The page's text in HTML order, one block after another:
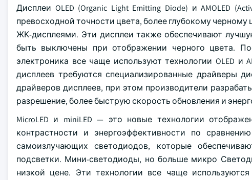
Дисплеи OLED (Organic Light Emitting Diode) и AMOLED
превосходной точности цвета, более глубокому
ЖК-дисплеями. Эти дисплеи также обеспечивают
быть выключены при отображении черного цвета.
электроника все чаще используют технологии OLED и
дисплеев требуются специализированные драйверы
драйверов дисплеев, при этом производители
разрешение, более быструю скорость обновления и
MicroLED и miniLED — это новые технологии
контрастности и энергоэффективности по
самоизлучающих светодиодов, которые
подсветки. Мини-светодиоды, но больше микро
низкой цене. Эти технологии все чаще